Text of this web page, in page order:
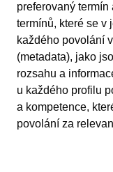
preferovaný
termínů, které se v
každého povolání
(metadata), jako
rozsahu a
u každého profilu
a kompetence,
povolání za